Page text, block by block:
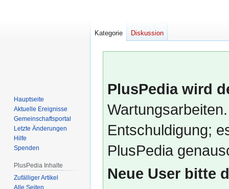
PlusPedia wird
Entschuldigung;
PlusPedia
Neue User bitte
Kategorie Diskussion
Hauptseite
Aktuelle Ereignisse
Gemeinschafts­portal
Letzte Änderungen
Hilfe
Spenden
PlusPedia Inhalte
Zufälliger Artikel
Alle Seiten